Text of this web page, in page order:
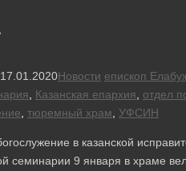
17.01.2020Новости епископ
Казанская епархия отдел
тюремный храм УФСИН
в казанской
семинарии 9 января в храме